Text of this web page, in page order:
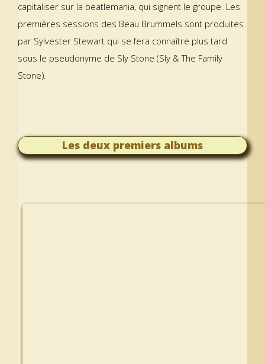
capitaliser sur la beatlemania, qui signent le groupe. Les
premières sessions des Beau Brummels sont produites
par Sylvester Stewart qui se fera connaître plus tard
sous le pseudonyme de Sly Stone (Sly & The Family
Stone).
Les deux premiers albums